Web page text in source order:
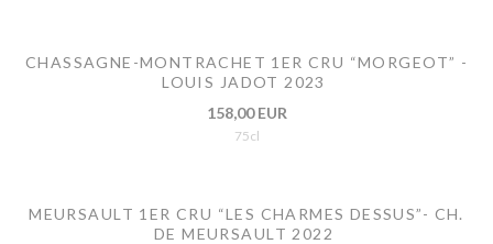
CHASSAGNE-MONTRACHET 1ER CRU “MORGEOT” -
LOUIS JADOT 2023
158,00 EUR
75cl
MEURSAULT 1ER CRU “LES CHARMES DESSUS”- CH.
DE MEURSAULT 2022